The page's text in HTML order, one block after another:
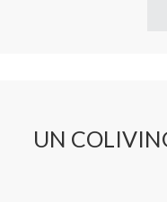
UN